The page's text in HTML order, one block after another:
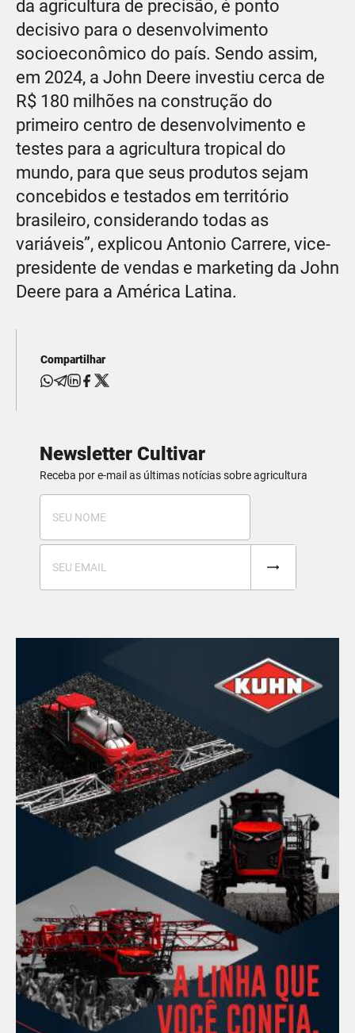
da agricultura de precisão, é ponto
decisivo para o desenvolvimento
socioeconômico do país. Sendo assim,
em 2024, a John Deere investiu cerca de
R$ 180 milhões na construção do
primeiro centro de desenvolvimento e
testes para a agricultura tropical do
mundo, para que seus produtos sejam
concebidos e testados em território
brasileiro, considerando todas as
variáveis”, explicou Antonio Carrere, vice-
presidente de vendas e marketing da John
Deere para a América Latina.
Compartilhar
Newsletter Cultivar
Receba por e-mail as últimas notícias sobre agricultura